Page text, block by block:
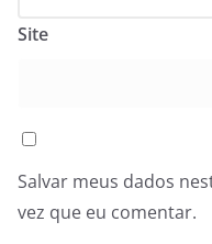
Site
Salvar meus dados
vez que eu comentar.